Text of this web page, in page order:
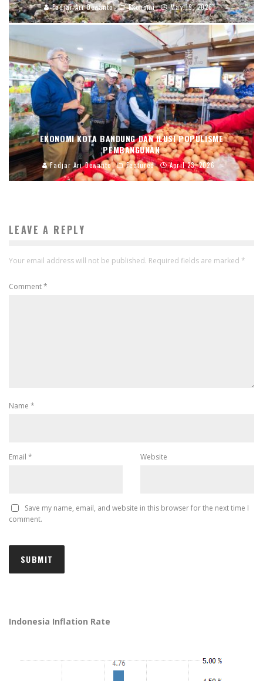
Fadjar Ari Dewanto Ekonomi May 19, 2026
EKONOMI KOTA BANDUNG DAN ILUSI POPULISME
PEMBANGUNAN
Fadjar Ari Dewanto Featured April 23, 2026
LEAVE A REPLY
Your email address will not be published. Required fields are marked *
Comment*
Name *
Email * Website
Save my name, email, and website in this browser for the next time I
comment.
Indonesia Inflation Rate